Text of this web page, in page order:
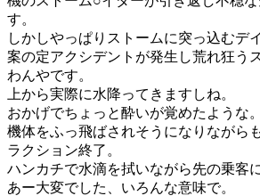
す。
しかしやっぱりストームに突っ込むデ
案の定アクシデントが発生し荒れ狂う
わんやです。
上から実際に水降ってきますしね。
おかげでちょっと酔いが覚めたような。
機体をふっ飛ばされそうになりながら
ラクション終了。
ハンカチで水滴を拭いながら先の乗客
あー大変でした、いろんな意味で。